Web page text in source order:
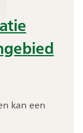
kan een